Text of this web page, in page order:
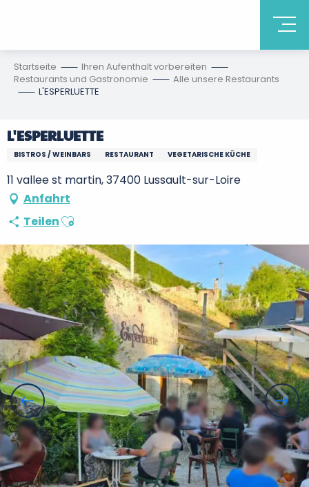
Startseite
Ihren Aufenthalt vorbereiten
Restaurants und Gastronomie
Alle unsere Restaurants
L'ESPERLUETTE
L'ESPERLUETTE
BISTROS / WEINBARS RESTAURANT VEGETARISCHE KÜCHE
11 vallee st martin, 37400 Lussault-sur-Loire
Anfahrt
TeilenAjouter aux favoris